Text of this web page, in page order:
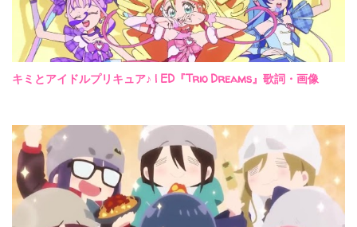
キミとアイドルプリキュア♪ | ED『Trio Dreams』歌詞・画像